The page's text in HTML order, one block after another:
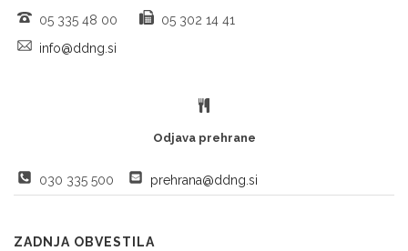
05 335 48 00
05 302 14 41
info@ddng.si
Odjava prehrane
030 335 500 prehrana@ddng.si
ZADNJA OBVESTILA